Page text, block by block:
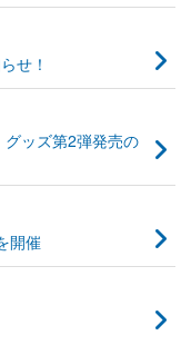
せ！
グッズ第2弾発売の
開催